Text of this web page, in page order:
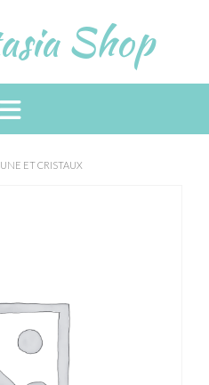
Shop
ET CRISTAUX